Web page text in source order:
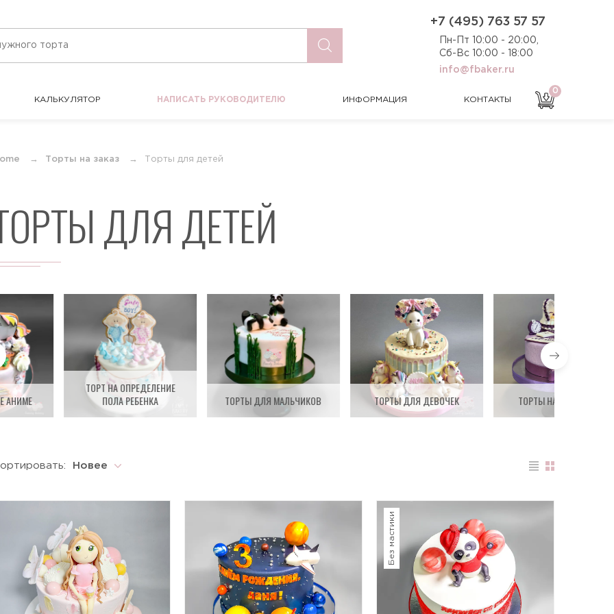
+7 (495) 763 57 57
Пн-Пт 10:00 - 20:00,
Сб-Вс 10:00 - 18:00
info@fbaker.ru
КАЛЬКУЛЯТОР НАПИСАТЬ РУКОВОДИТЕЛЮ ИНФОРМАЦИЯ КОНТАКТЫ
0
КОНТАКТЫ
Торты на заказ Торты для детей
ДЛЯ ДЕТЕЙ
АНИМЕ
ТОРТ НА ОПРЕДЕЛЕНИЕ
ПОЛА РЕБЕНКА
ТОРТЫ ДЛЯ МАЛЬЧИКОВ ТОРТЫ ДЛЯ ДЕВОЧЕК ТОРТЫ НА КРЕЩЕНИЕ
Новее
По возрастанию цены
По убыванию цены
По популярности
Без мастики